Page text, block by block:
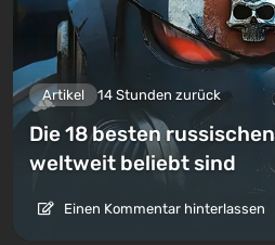
Artikel 14 Stunden zurück
Die 18 besten
weltweit beliebt sind
Einen Kommentar hinterlassen